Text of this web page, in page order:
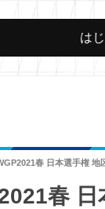
は
春 日本選手権
春